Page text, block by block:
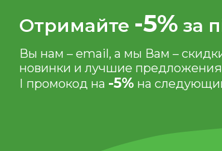
Отримайте -5% за
Вы нам – email, а мы Вам –
новинки и лучшие
І промокод на -5% на